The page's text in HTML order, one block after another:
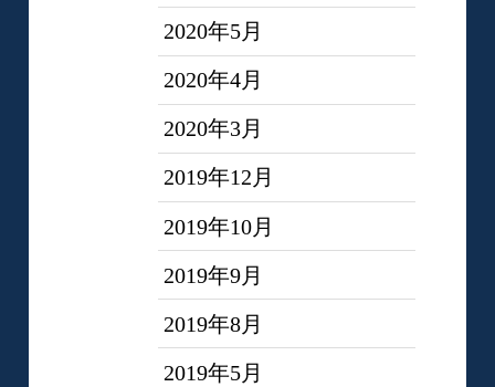
2020年5月
2020年4月
2020年3月
2019年12月
2019年10月
2019年9月
2019年8月
2019年5月